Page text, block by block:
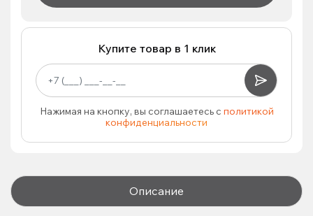
Купите товар в 1 клик
Нажимая на кнопку, вы соглашаетесь с политикой
конфиденциальности
Описание